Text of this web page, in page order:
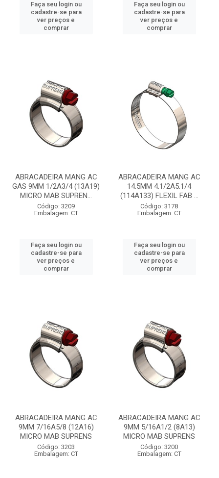
Faça seu login ou
cadastre-se para
ver preços e
comprar
Faça seu login ou
cadastre-se para
ver preços e
comprar
ABRACADEIRA MANG AC
GAS 9MM 1/2A3/4 (13A19)
MICRO MAB SUPREN...
Código: 3209
Embalagem: CT
Faça seu login ou
cadastre-se para
ver preços e
comprar
ABRACADEIRA MANG AC
14.5MM 4.1/2A5.1/4
(114A133) FLEXIL FAB ...
Código: 3178
Embalagem: CT
Faça seu login ou
cadastre-se para
ver preços e
comprar
ABRACADEIRA MANG AC
9MM 7/16A5/8 (12A16)
MICRO MAB SUPRENS
Código: 3203
Embalagem: CT
ABRACADEIRA MANG AC
9MM 5/16A1/2 (8A13)
MICRO MAB SUPRENS
Código: 3200
Embalagem: CT